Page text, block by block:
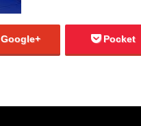
Google+ Pocket